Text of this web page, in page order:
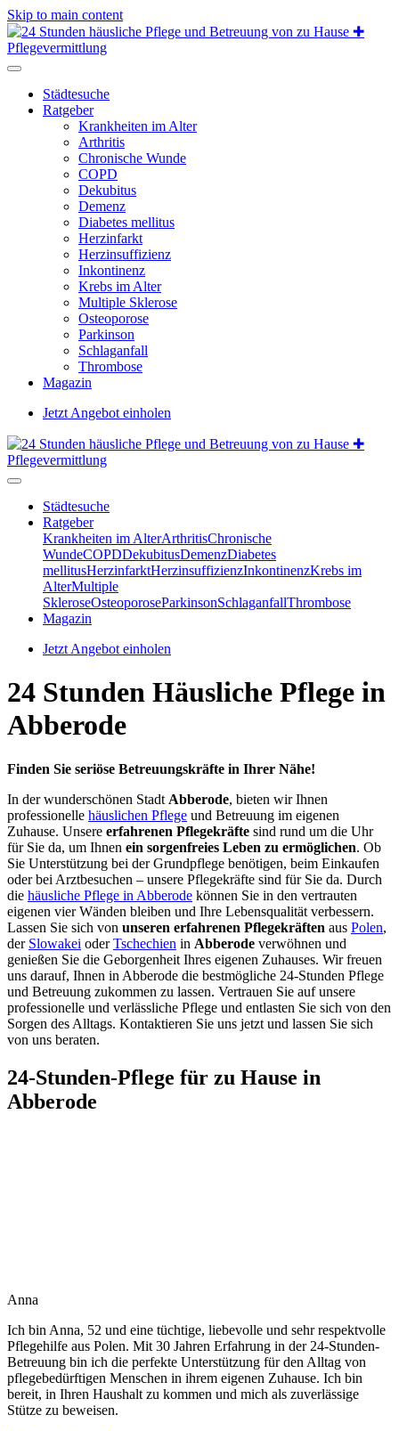
Skip to main content
Städtesuche
Ratgeber
Krankheiten im Alter
Arthritis
Chronische Wunde
COPD
Dekubitus
Demenz
Diabetes mellitus
Herzinfarkt
Herzinsuffizienz
Inkontinenz
Krebs im Alter
Multiple Sklerose
Osteoporose
Parkinson
Schlaganfall
Thrombose
Magazin
Jetzt Angebot einholen
Städtesuche
Ratgeber
Krankheiten im AlterArthritisChronische
WundeCOPDDekubitusDemenzDiabetes
mellitusHerzinfarktHerzinsuffizienzInkontinenzKrebs im
AlterMultiple
SkleroseOsteoporoseParkinsonSchlaganfallThrombose
Magazin
Jetzt Angebot einholen
24 Stunden Häusliche Pflege in
Abberode
Finden Sie seriöse Betreuungskräfte in Ihrer Nähe!
In der wunderschönen Stadt Abberode, bieten wir Ihnen
professionelle häuslichen Pflege und Betreuung im eigenen
Zuhause. Unsere erfahrenen Pflegekräfte sind rund um die Uhr
für Sie da, um Ihnen ein sorgenfreies Leben zu ermöglichen. Ob
Sie Unterstützung bei der Grundpflege benötigen, beim Einkaufen
oder bei Arztbesuchen – unsere Pflegekräfte sind für Sie da. Durch
die häusliche Pflege in Abberode können Sie in den vertrauten
eigenen vier Wänden bleiben und Ihre Lebensqualität verbessern.
Lassen Sie sich von unseren erfahrenen Pflegekräften aus Polen,
der Slowakei oderTschechien in Abberode verwöhnen und
genießen Sie die Geborgenheit Ihres eigenen Zuhauses. Wir freuen
uns darauf, Ihnen in Abberode die bestmögliche 24-Stunden Pflege
und Betreuung zukommen zu lassen. Vertrauen Sie auf unsere
professionelle und verlässliche Pflege und entlasten Sie sich von den
Sorgen des Alltags. Kontaktieren Sie uns jetzt und lassen Sie sich
von uns beraten.
24-Stunden-Pflege für zu Hause in
Abberode
Anna
Ich bin Anna, 52 und eine tüchtige, liebevolle und sehr respektvolle
Pflegehilfe aus Polen. Mit 30 Jahren Erfahrung in der 24-Stunden-
Betreuung bin ich die perfekte Unterstützung für den Alltag von
pflegebedürftigen Menschen in ihrem eigenen Zuhause. Ich bin
bereit, in Ihren Haushalt zu kommen und mich als zuverlässige
Stütze zu beweisen.